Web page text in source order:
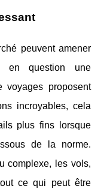
peuvent amener
en question une
proposent
incroyables, cela
plus fins lorsque
de la norme.
complexe, les vols,
ce qui peut être